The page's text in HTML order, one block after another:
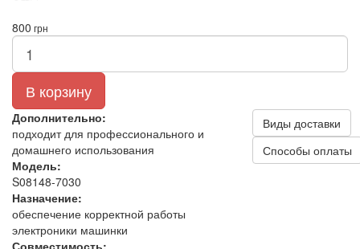
800 грн
В корзину
Дополнительно:
подходит для профессионального и
домашнего использования
Модель:
S08148-7030
Назначение:
обеспечение корректной работы
электроники машинки
Совместимость:
Виды доставки
Способы оплаты